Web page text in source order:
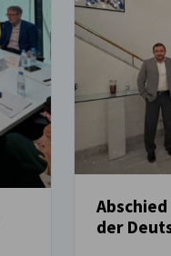
der